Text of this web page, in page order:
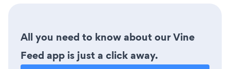
All you need to know about our Vine
Feed app is just a click away.